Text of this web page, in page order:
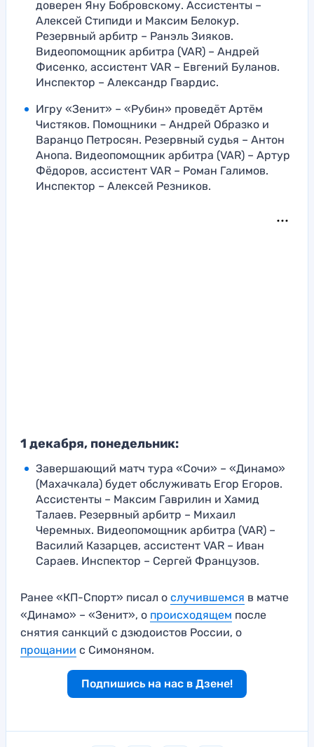
доверен Яну Бобровскому. Ассистенты –
Алексей Стипиди и Максим Белокур.
Резервный арбитр – Ранэль Зияков.
Видеопомощник арбитра (VAR) – Андрей
Фисенко, ассистент VAR – Евгений Буланов.
Инспектор – Александр Гвардис.
Игру «Зенит» – «Рубин» проведёт Артём
Чистяков. Помощники – Андрей Образко и
Варанцо Петросян. Резервный судья – Антон
Анопа. Видеопомощник арбитра (VAR) – Артур
Фёдоров, ассистент VAR – Роман Галимов.
Инспектор – Алексей Резников.
1 декабря, понедельник:
Завершающий матч тура «Сочи» – «Динамо»
(Махачкала) будет обслуживать Егор Егоров.
Ассистенты – Максим Гаврилин и Хамид
Талаев. Резервный арбитр – Михаил
Черемных. Видеопомощник арбитра (VAR) –
Василий Казарцев, ассистент VAR – Иван
Сараев. Инспектор – Сергей Французов.
Ранее «КП-Спорт» писал о случившемся в матче
«Динамо» – «Зенит», о происходящем после
снятия санкций с дзюдоистов России, о
прощании с Симоняном.
Подпишись на нас в Дзене!